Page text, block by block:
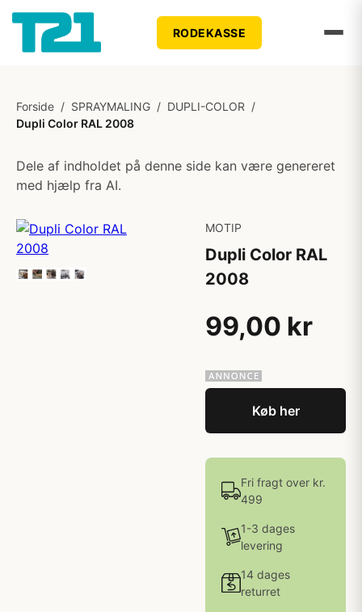
RODEKASSE
Forside / SPRAYMALING / DUPLI-COLOR /
Dupli Color RAL 2008
Dele af indholdet på denne side kan være genereret
med hjælp fra AI.
MOTIP
Dupli Color RAL
2008
99,00 kr
Køb her
Fri fragt over kr.
499
1-3 dages
levering
14 dages
returret